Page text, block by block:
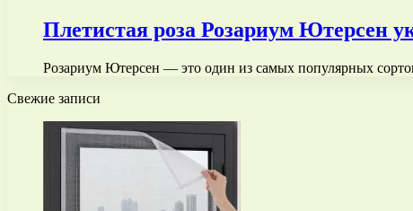
Плетистая роза Розариум Ютерсен
Розариум Ютерсен — это один из самых популярных
Свежие записи